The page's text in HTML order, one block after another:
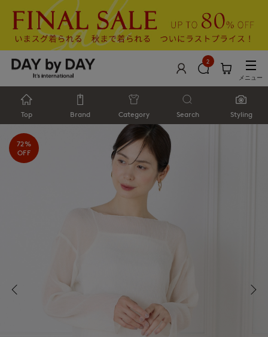
2
メニュー
Top Brand Category Search Styling
72%
OFF